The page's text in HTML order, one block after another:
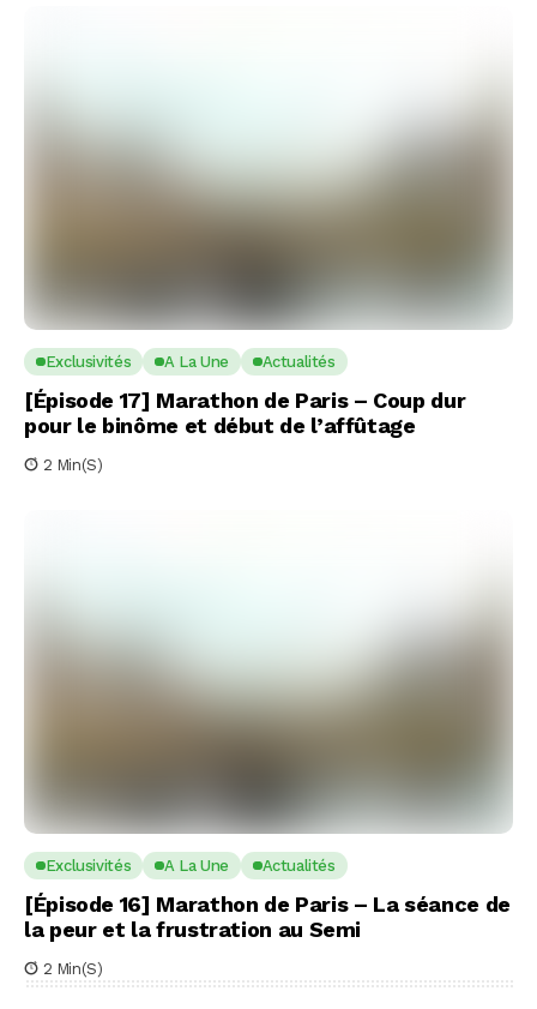
Exclusivités A La Une Actualités
[Épisode 17] Marathon de Paris – Coup dur
pour le binôme et début de l’affûtage
2 Min(s)
Exclusivités A La Une Actualités
[Épisode 16] Marathon de Paris – La séance de
la peur et la frustration au Semi
2 Min(s)